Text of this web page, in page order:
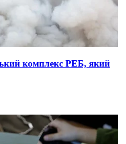
комплекс РЕБ, який